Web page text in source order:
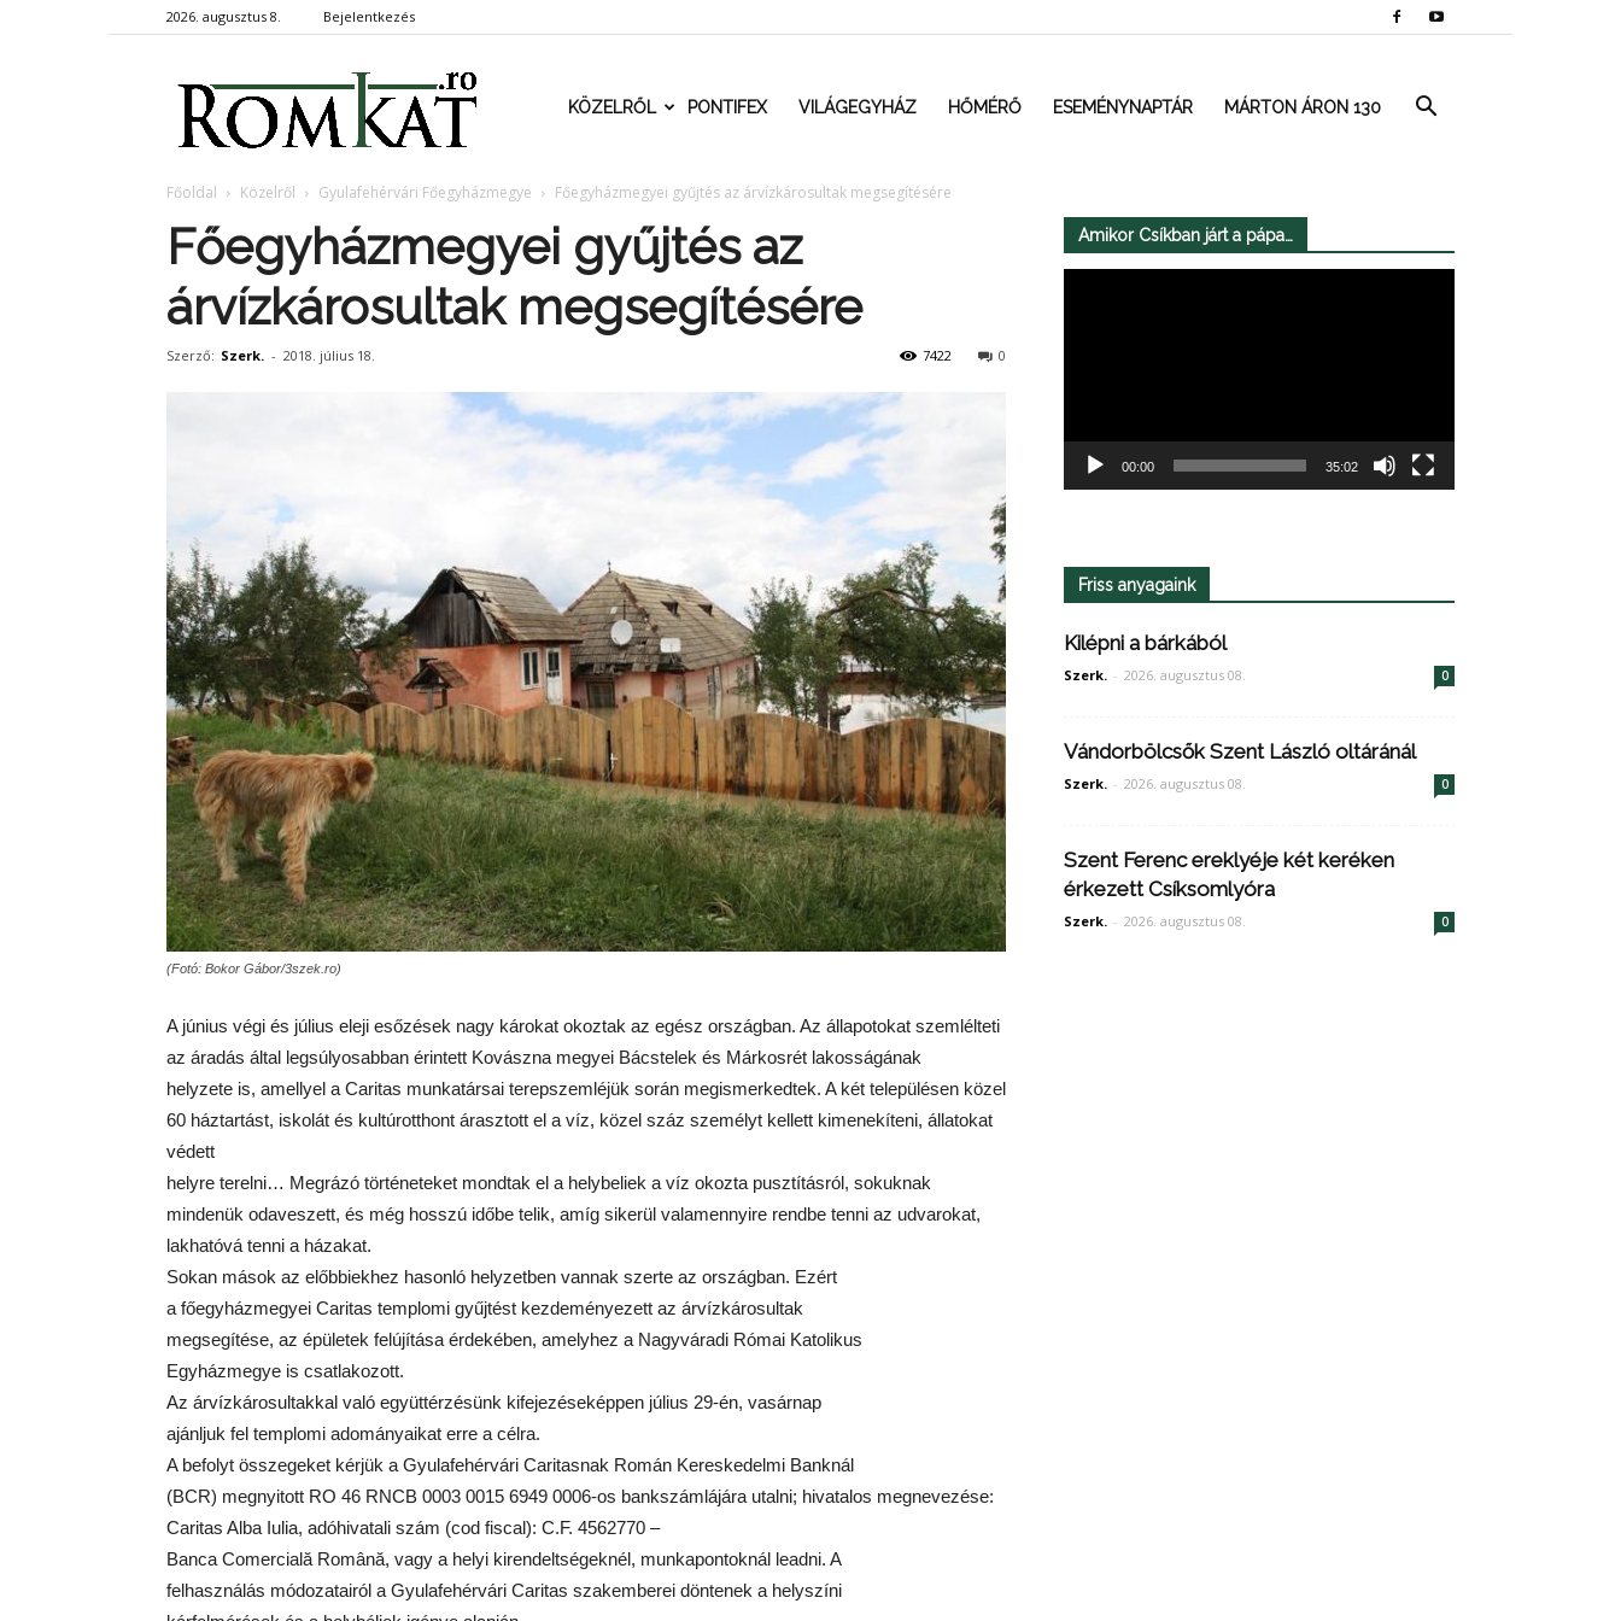
2026. augusztus 8. Bejelentkezés
RomKat.roKÖZELRŐL PONTIFEX VILÁGEGYHÁZ HŐMÉRŐ ESEMÉNYNAPTÁR MÁRTON ÁRON 130
Főoldal Közelről Gyulafehérvári Főegyházmegye Főegyházmegyei gyűjtés az árvízkárosultak megsegítésére
Főegyházmegyei gyűjtés az
árvízkárosultak megsegítésére
Szerző: Szerk. - 2018. július 18. 0
7422
(Fotó: Bokor Gábor/3szek.ro)
A június végi és július eleji esőzések nagy károkat okoztak az egész országban. Az állapotokat szemlélteti
az áradás által legsúlyosabban érintett Kovászna megyei Bácstelek és Márkosrét lakosságának
helyzete is, amellyel a Caritas munkatársai terepszemléjük során megismerkedtek. A két településen közel
60 háztartást, iskolát és kultúrotthont árasztott el a víz, közel száz személyt kellett kimenekíteni, állatokat
védett
helyre terelni… Megrázó történeteket mondtak el a helybeliek a víz okozta pusztításról, sokuknak
mindenük odaveszett, és még hosszú időbe telik, amíg sikerül valamennyire rendbe tenni az udvarokat,
lakhatóvá tenni a házakat.
Sokan mások az előbbiekhez hasonló helyzetben vannak szerte az országban. Ezért
a főegyházmegyei Caritas templomi gyűjtést kezdeményezett az árvízkárosultak
megsegítése, az épületek felújítása érdekében, amelyhez a Nagyváradi Római Katolikus
Egyházmegye is csatlakozott.
Az árvízkárosultakkal való együttérzésünk kifejezéseképpen július 29-én, vasárnap
ajánljuk fel templomi adományaikat erre a célra.
A befolyt összegeket kérjük a Gyulafehérvári Caritasnak Román Kereskedelmi Banknál
(BCR) megnyitott RO 46 RNCB 0003 0015 6949 0006-os bankszámlájára utalni; hivatalos megnevezése:
Caritas Alba Iulia, adóhivatali szám (cod fiscal): C.F. 4562770 –
Banca Comercială Română, vagy a helyi kirendeltségeknél, munkapontoknál leadni. A
felhasználás módozatairól a Gyulafehérvári Caritas szakemberei döntenek a helyszíni
Amikor Csíkban járt a pápa…
00:00 35:02
Friss anyagaink
Kilépni a bárkából
Szerk. - 2026. augusztus 08. 0
Vándorbölcsők Szent László oltáránál
Szerk. - 2026. augusztus 08. 0
Szent Ferenc ereklyéje két keréken
érkezett Csíksomlyóra
Szerk. - 2026. augusztus 08. 0